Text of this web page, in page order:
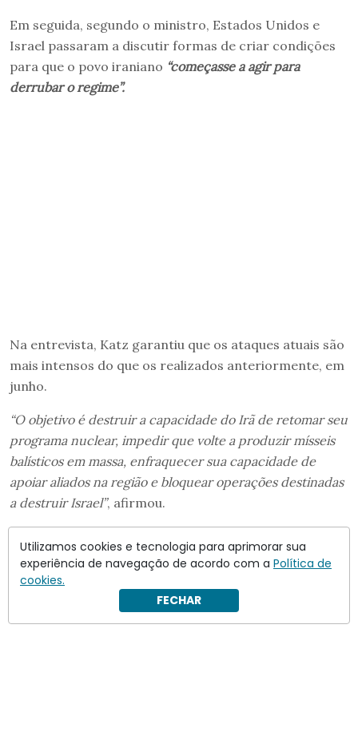
Em seguida, segundo o ministro, Estados Unidos e
Israel passaram a discutir formas de criar condições
para que o povo iraniano “começasse a agir para
derrubar o regime”.
Na entrevista, Katz garantiu que os ataques atuais são
mais intensos do que os realizados anteriormente, em
junho.
“O objetivo é destruir a capacidade do Irã de retomar seu
programa nuclear, impedir que volte a produzir mísseis
balísticos em massa, enfraquecer sua capacidade de
apoiar aliados na região e bloquear operações destinadas
a destruir Israel”, afirmou.
derrubando o regime”
, acrescentou.
Utilizamos cookies e tecnologia para aprimorar sua
experiência de navegação de acordo com a Política de
cookies.
FECHAR